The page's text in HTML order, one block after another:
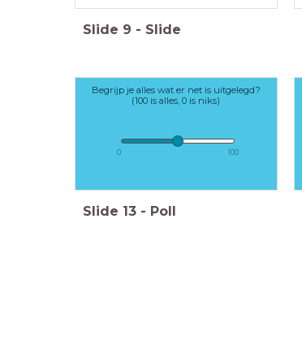
Slide 9 - Slide
Begrijp je alles wat er net is uitgelegd?
(100 is alles, 0 is niks)
0 100
Slide 13 - Poll